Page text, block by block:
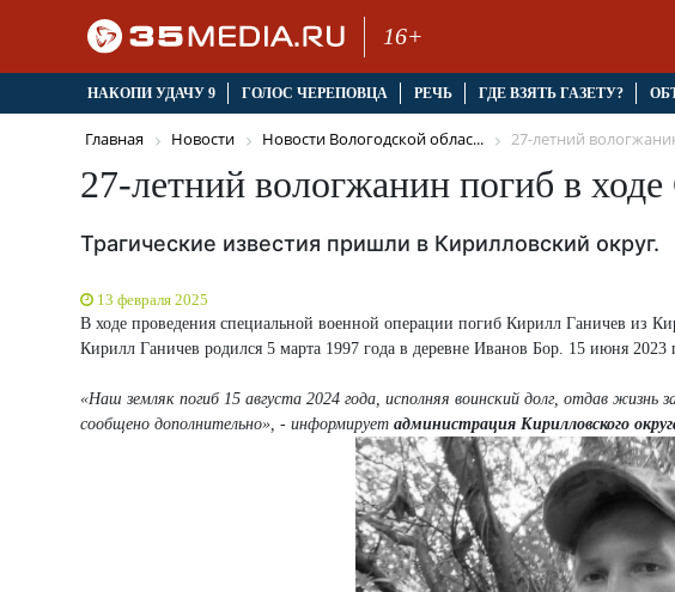
16+
НАКОПИ УДАЧУ 9 ГОЛОС ЧЕРЕПОВЦА РЕЧЬ ГДЕ ВЗЯТЬ ГАЗЕТУ?
Главная Новости Новости Вологодской облас... 27-летний
27-летний вологжанин погиб в
Трагические известия пришли в Кирилловский округ.
13 февраля 2025
В ходе проведения специальной военной операции погиб Кирилл Ганичев из
Кирилл Ганичев родился 5 марта 1997 года в деревне Иванов Бор. 15 июня 2023
«Наш земляк погиб 15 августа 2024 года, исполняя воинский долг, отдав
сообщено дополнительно», - информирует администрация Кирилловского